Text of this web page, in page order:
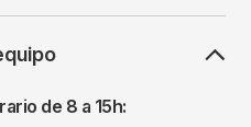
de 8 a 15h: